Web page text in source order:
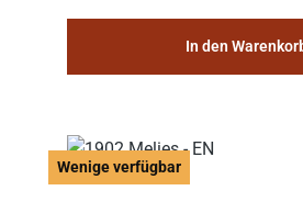
In den
Wenige verfügbar